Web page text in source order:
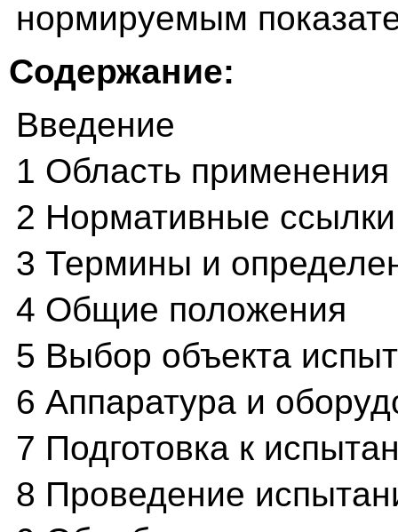
нормируемым
Содержание:
Введение
1 Область применения
2 Нормативные ссылки
3 Термины и
4 Общие положения
5 Выбор объекта
6 Аппаратура и
7 Подготовка к
8 Проведение